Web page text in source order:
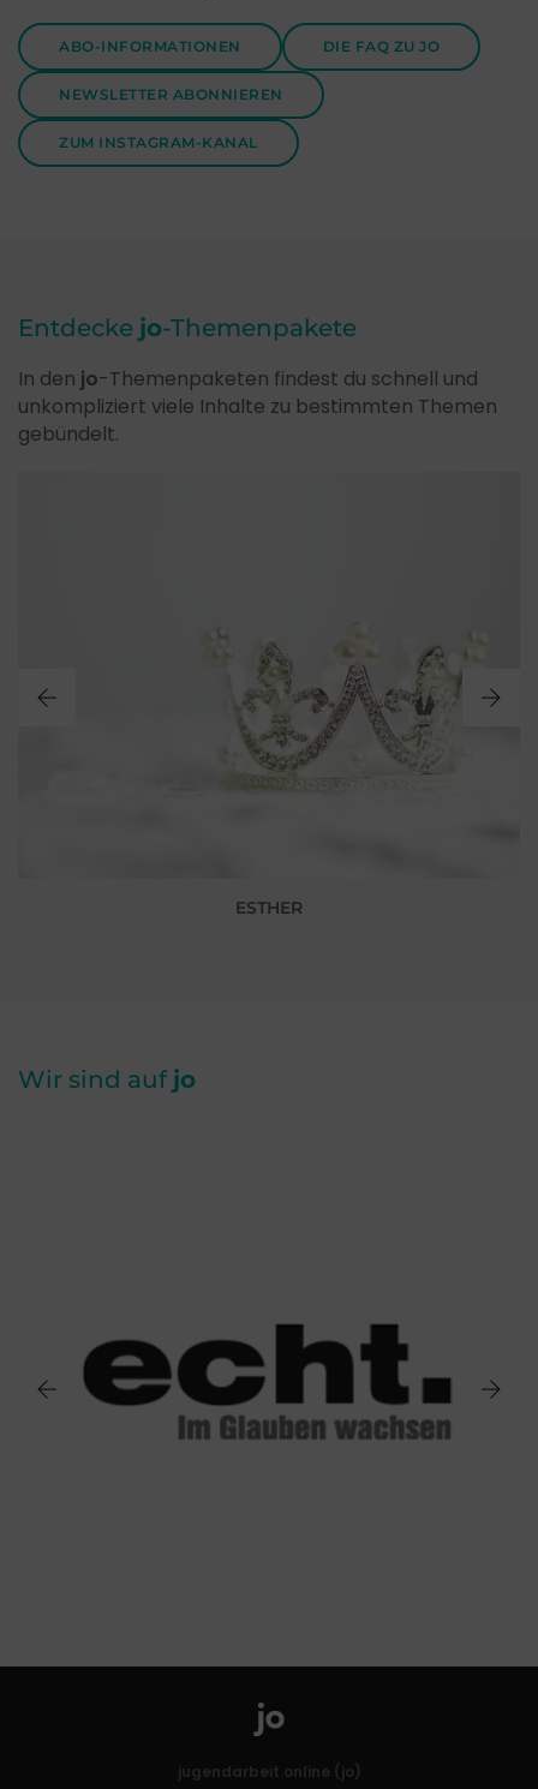
ABO-INFORMATIONEN DIE FAQ ZU JO
NEWSLETTER ABONNIEREN
ZUM INSTAGRAM-KANAL
Entdecke jo-Themenpakete
In den jo-Themenpaketen findest du schnell und
unkompliziert viele Inhalte zu bestimmten Themen
gebündelt.
ESTHER
Wir sind auf jo
jugendarbeit.online (jo)